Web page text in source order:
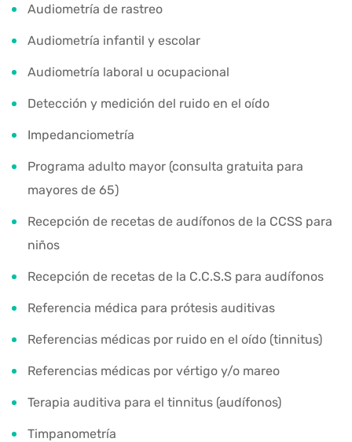
Audiometría de rastreo
Audiometría infantil y escolar
Audiometría laboral u ocupacional
Detección y medición del ruido en el oído
Impedanciometría
Programa adulto mayor (consulta gratuita para
mayores de 65)
Recepción de recetas de audífonos de la CCSS para
niños
Recepción de recetas de la C.C.S.S para audífonos
Referencia médica para prótesis auditivas
Referencias médicas por ruido en el oído (tinnitus)
Referencias médicas por vértigo y/o mareo
Terapia auditiva para el tinnitus (audífonos)
Timpanometría